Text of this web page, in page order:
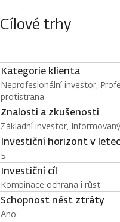
Cílové trhy
Kategorie klienta
Neprofesionální investor,
protistrana
Znalosti a zkušenosti
Základní investor,
Investiční horizont v
5
Investiční cíl
Kombinace ochrana i růst
Schopnost nést ztráty
Ano